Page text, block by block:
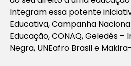
Integram essa potente
Educativa, Campanha
Educação, CONAQ, Geledés
Negra, UNEafro Brasil e